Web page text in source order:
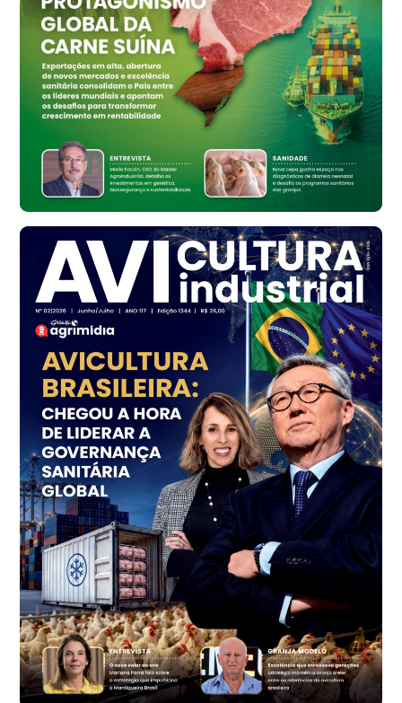
cx
Ovo Branco - Regional
Bastos (SP)
R$ 134,42
cx
Ovo Vermelho - Regional
Bastos (SP)
R$ 148,56
cx
Frango - Indicador
R$ 7,16
kg
Frango - Indicador
SP
R$ 7,18
kg
Trigo Atacado - Regional
PR
R$ 1.414,46
t
Trigo Atacado - Regional
RS
R$ 1.314,61
t
Ovo Vermelho - Regional
Vermelho
R$ 171,61
cx
Ovo Branco - Regional